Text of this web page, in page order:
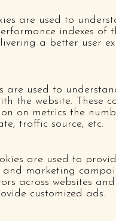
are used to
indexes of
a better user
are used to
the website. These
on metrics the
traffic source, etc.
are used to
marketing
across websites
customized ads.